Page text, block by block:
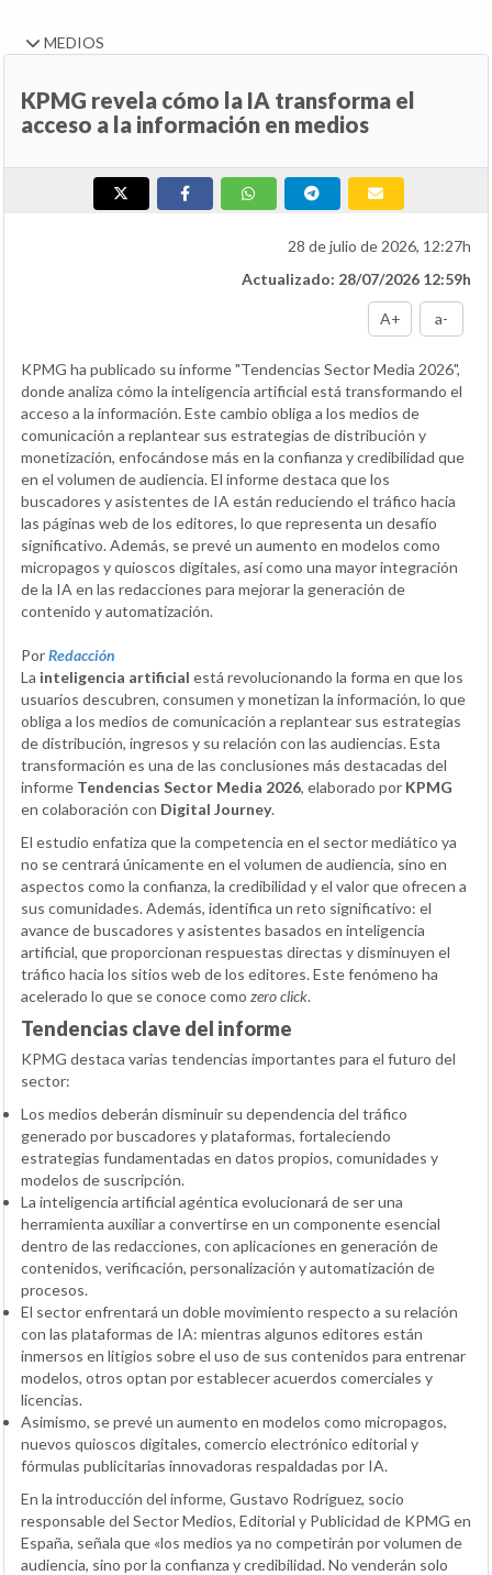
MEDIOS
KPMG revela cómo la IA transforma el
acceso a la información en medios
28 de julio de 2026, 12:27h
Actualizado: 28/07/2026 12:59h
A+ a-
KPMG ha publicado su informe "Tendencias Sector Media 2026",
donde analiza cómo la inteligencia artificial está transformando el
acceso a la información. Este cambio obliga a los medios de
comunicación a replantear sus estrategias de distribución y
monetización, enfocándose más en la confianza y credibilidad que
en el volumen de audiencia. El informe destaca que los
buscadores y asistentes de IA están reduciendo el tráfico hacia
las páginas web de los editores, lo que representa un desafío
significativo. Además, se prevé un aumento en modelos como
micropagos y quioscos digitales, así como una mayor integración
de la IA en las redacciones para mejorar la generación de
contenido y automatización.
PorRedacción
La inteligencia artificial está revolucionando la forma en que los
usuarios descubren, consumen y monetizan la información, lo que
obliga a los medios de comunicación a replantear sus estrategias
de distribución, ingresos y su relación con las audiencias. Esta
transformación es una de las conclusiones más destacadas del
informe Tendencias Sector Media 2026, elaborado por KPMG
en colaboración con Digital Journey.
El estudio enfatiza que la competencia en el sector mediático ya
no se centrará únicamente en el volumen de audiencia, sino en
aspectos como la confianza, la credibilidad y el valor que ofrecen a
sus comunidades. Además, identifica un reto significativo: el
avance de buscadores y asistentes basados en inteligencia
artificial, que proporcionan respuestas directas y disminuyen el
tráfico hacia los sitios web de los editores. Este fenómeno ha
acelerado lo que se conoce como zero click.
Tendencias clave del informe
KPMG destaca varias tendencias importantes para el futuro del
sector:
Los medios deberán disminuir su dependencia del tráfico
generado por buscadores y plataformas, fortaleciendo
estrategias fundamentadas en datos propios, comunidades y
modelos de suscripción.
La inteligencia artificial agéntica evolucionará de ser una
herramienta auxiliar a convertirse en un componente esencial
dentro de las redacciones, con aplicaciones en generación de
contenidos, verificación, personalización y automatización de
procesos.
El sector enfrentará un doble movimiento respecto a su relación
con las plataformas de IA: mientras algunos editores están
inmersos en litigios sobre el uso de sus contenidos para entrenar
modelos, otros optan por establecer acuerdos comerciales y
licencias.
Asimismo, se prevé un aumento en modelos como micropagos,
nuevos quioscos digitales, comercio electrónico editorial y
fórmulas publicitarias innovadoras respaldadas por IA.
En la introducción del informe, Gustavo Rodríguez, socio
responsable del Sector Medios, Editorial y Publicidad de KPMG en
España, señala que «los medios ya no competirán por volumen de
audiencia, sino por la confianza y credibilidad. No venderán solo